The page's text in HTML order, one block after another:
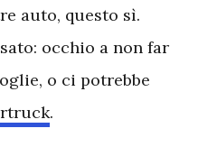
auto, questo sì.
occhio a non far
o ci potrebbe
.